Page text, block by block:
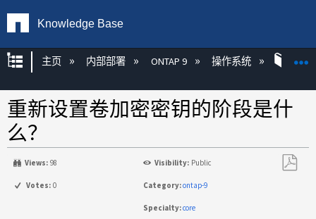
Knowledge Base
扩展/隐缩全局层次
主页 内部部署 ONTAP 9 操作系统
重新设置卷加密密钥的阶段是什
么？
Views: 98 Visibility: Public
Votes: 0 Category:ontap-9
Specialty:core